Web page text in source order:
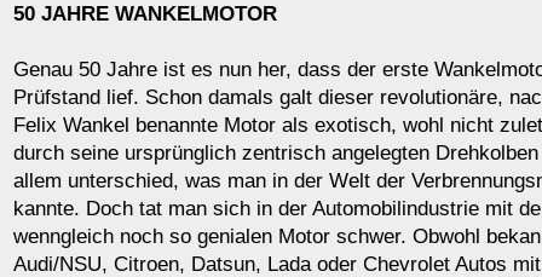
50 JAHRE WANKELMOTOR
Genau 50 Jahre ist es nun her, dass der erste
Prüfstand lief. Schon damals galt dieser revolutionäre,
Felix Wankel benannte Motor als exotisch, wohl nicht
durch seine ursprünglich zentrisch angelegten
allem unterschied, was man in der Welt der
kannte. Doch tat man sich in der Automobilindustrie mit
wenngleich noch so genialen Motor schwer. Obwohl
Audi/NSU, Citroen, Datsun, Lada oder Chevrolet Autos